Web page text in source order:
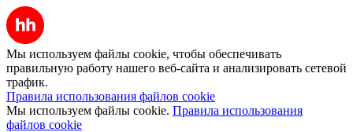
Мы используем файлы cookie, чтобы обеспечивать
правильную работу нашего веб-сайта и анализировать сетевой
трафик.
Правила использования файлов cookie
Мы используем файлы cookie. Правила использования
файлов cookie